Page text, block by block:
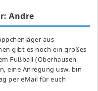
Andre
aus
gibt es noch ein großes
Fußball (Oberhausen
eine Anregung usw. bin
per eMail für euch